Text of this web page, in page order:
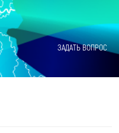
ЗАДАТЬ ВОПРОС